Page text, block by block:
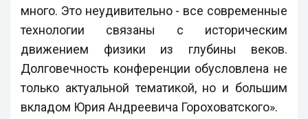
много. Это неудивительно - все современные
технологии связаны с историческим
движением физики из глубины веков.
Долговечность конференции обусловлена не
только актуальной тематикой, но и большим
вкладом Юрия Андреевича Гороховатского».